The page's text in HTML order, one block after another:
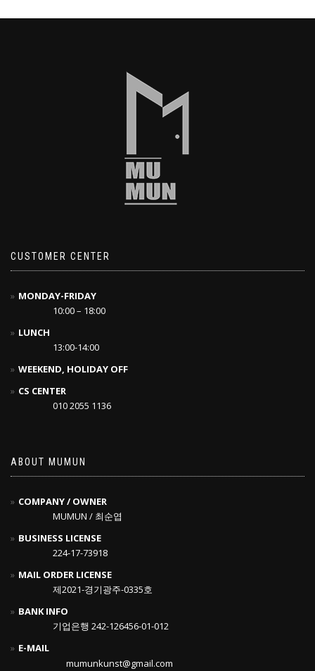
CUSTOMER CENTER
MONDAY-FRIDAY
10:00 – 18:00
LUNCH
13:00-14:00
WEEKEND, HOLIDAY OFF
CS CENTER
010 2055 1136
ABOUT MUMUN
COMPANY / OWNER
MUMUN / 최순엽
BUSINESS LICENSE
224-17-73918
MAIL ORDER LICENSE
제2021-경기광주-0335호
BANK INFO
기업은행 242-126456-01-012
E-MAIL
mumunkunst@gmail.com